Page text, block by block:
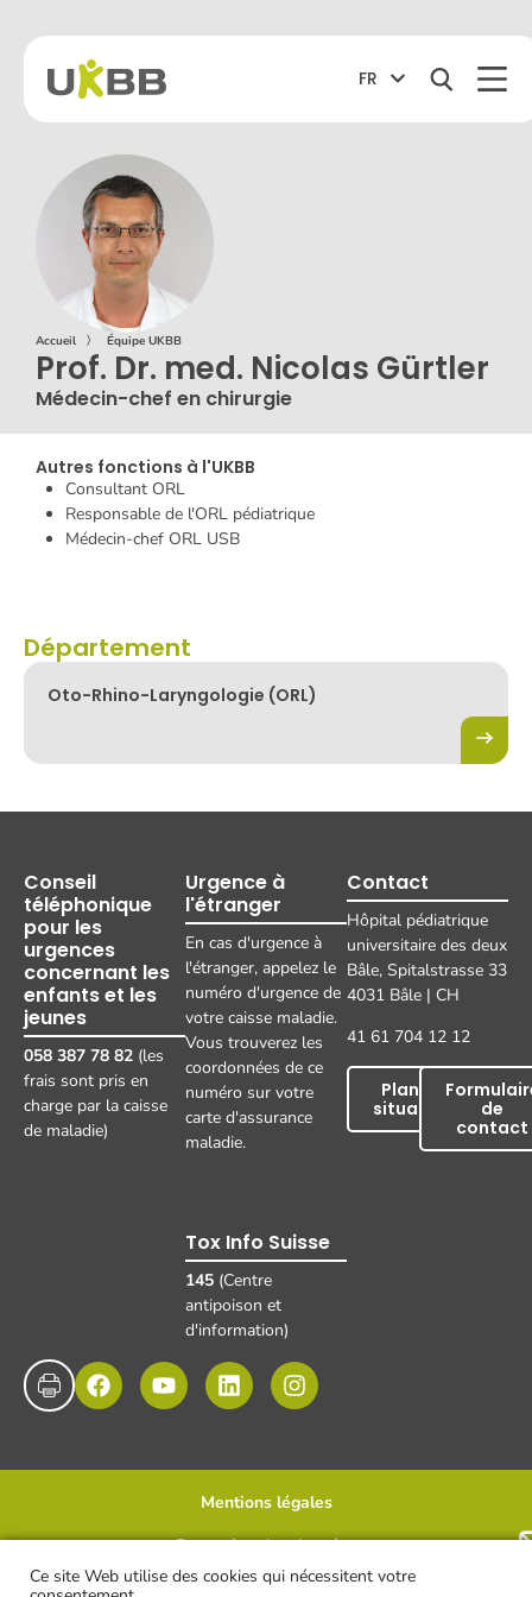
FR
Accueil 〉 Équipe UKBB
Prof. Dr. med. Nicolas Gürtler
Médecin-chef en chirurgie
Autres fonctions à l'UKBB
Consultant ORL
Responsable de l'ORL pédiatrique
Médecin-chef ORL USB
Département
Oto-Rhino-Laryngologie (ORL)
Conseil
téléphonique
pour les
urgences
concernant les
enfants et les
jeunes
058 387 78 82 (les
frais sont pris en
charge par la caisse
de maladie)
Urgence à
l'étranger
En cas d'urgence à
l'étranger, appelez le
numéro d'urgence de
votre caisse maladie.
Vous trouverez les
coordonnées de ce
numéro sur votre
carte d'assurance
maladie.
Tox Info Suisse
145 (Centre
antipoison et
d'information)
Contact
Hôpital pédiatrique
universitaire des deux
Bâle, Spitalstrasse 33
4031 Bâle | CH
41 61 704 12 12
Plan de
situation
de
contact
Mentions légales
Protection des données
Disclaimer et clause de non-responsabilité